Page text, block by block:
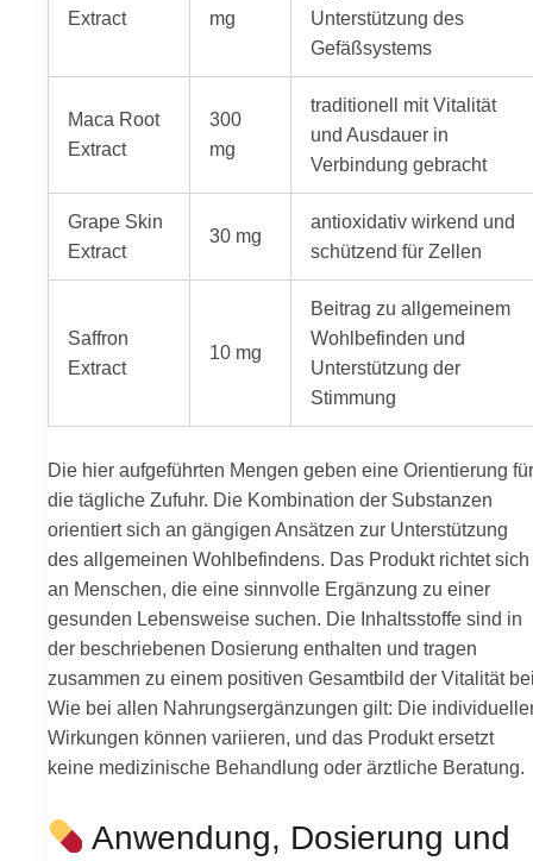
Extract
mg
Unterstützung des
Gefäßsystems
Maca Root
Extract
300
mg
traditionell mit Vitalität
und Ausdauer in
Verbindung gebracht
Grape Skin
Extract
30 mg
antioxidativ wirkend und
schützend für Zellen
Saffron
Extract
10 mg
Beitrag zu allgemeinem
Wohlbefinden und
Unterstützung der
Stimmung
Die hier aufgeführten Mengen geben eine Orientierung für
die tägliche Zufuhr. Die Kombination der Substanzen
orientiert sich an gängigen Ansätzen zur Unterstützung
des allgemeinen Wohlbefindens. Das Produkt richtet sich
an Menschen, die eine sinnvolle Ergänzung zu einer
gesunden Lebensweise suchen. Die Inhaltsstoffe sind in
der beschriebenen Dosierung enthalten und tragen
zusammen zu einem positiven Gesamtbild der Vitalität
Wie bei allen Nahrungsergänzungen gilt: Die
Wirkungen können variieren, und das Produkt ersetzt
keine medizinische Behandlung oder ärztliche Beratung.
Anwendung, Dosierung und